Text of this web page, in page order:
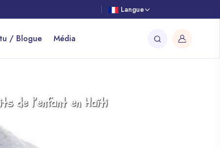
Langue
/ Blogue Média
de l’enfant en Haïti